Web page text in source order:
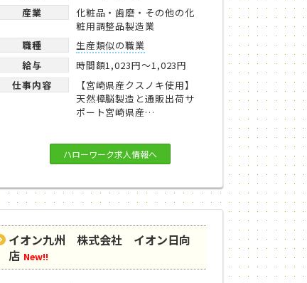
産業
化粧品・歯磨・その他の化
粧用調整品製造業
職種
生産類似の職業
給与
時間額1,023円～1,023円
仕事内容
【宮崎県産クスノキ使用】
天然樟脳製造と通販出荷サ
ポート宮崎県産…
ハローワーク求人情報へ
イオン九州 株式会社 イオン日向
店 New!!